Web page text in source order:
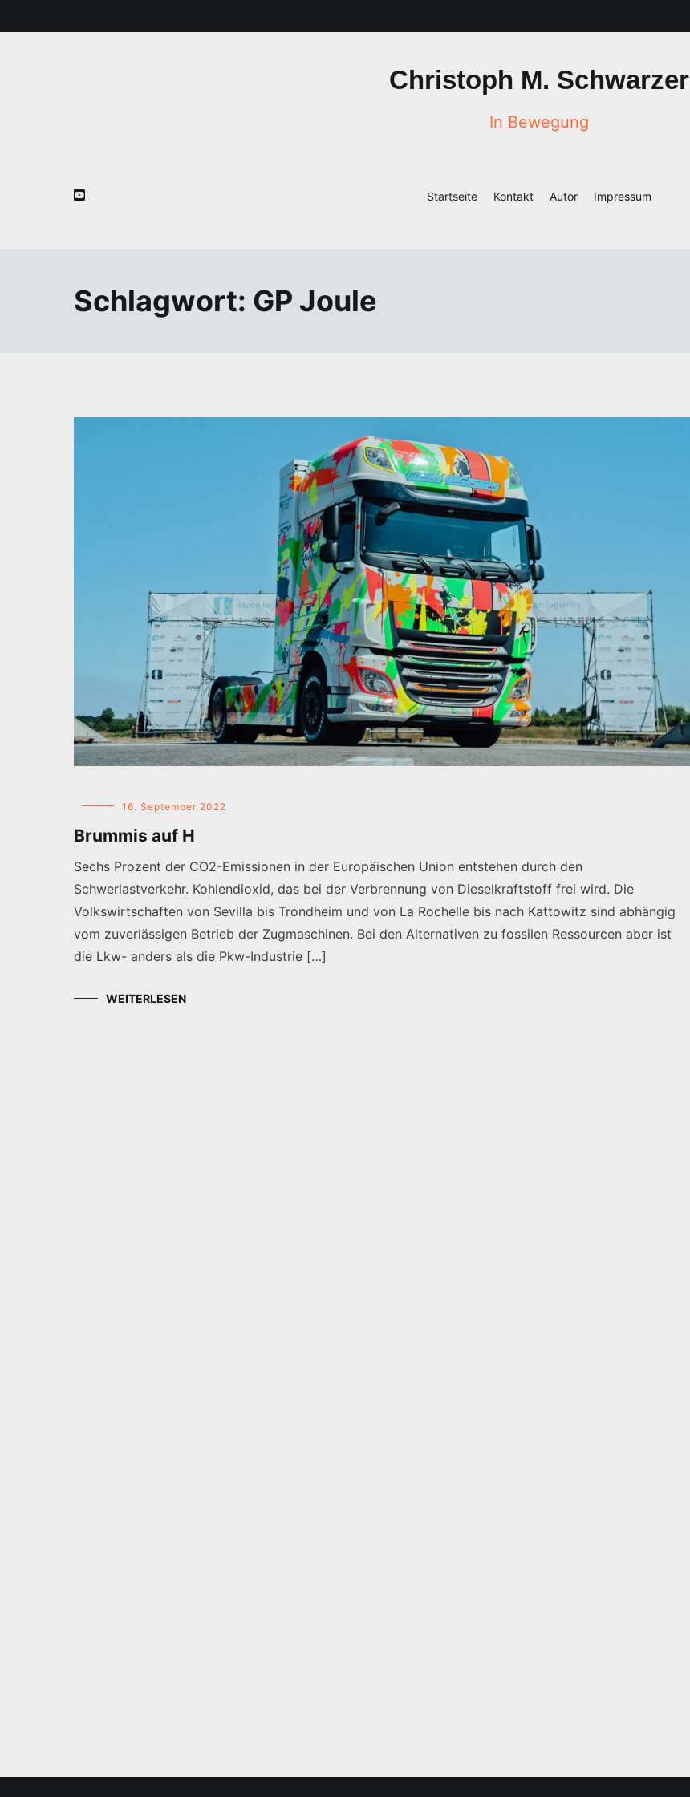
Christoph M. Schwarzer
In Bewegung
Startseite Kontakt Autor Impressum
Schlagwort: GP Joule
16. September 2022
Brummis auf H
Sechs Prozent der CO2-Emissionen in der Europäischen Union entstehen durch den
Schwerlastverkehr. Kohlendioxid, das bei der Verbrennung von Dieselkraftstoff frei wird. Die
Volkswirtschaften von Sevilla bis Trondheim und von La Rochelle bis nach Kattowitz sind abhängig
vom zuverlässigen Betrieb der Zugmaschinen. Bei den Alternativen zu fossilen Ressourcen aber ist
die Lkw- anders als die Pkw-Industrie […]
WEITERLESEN